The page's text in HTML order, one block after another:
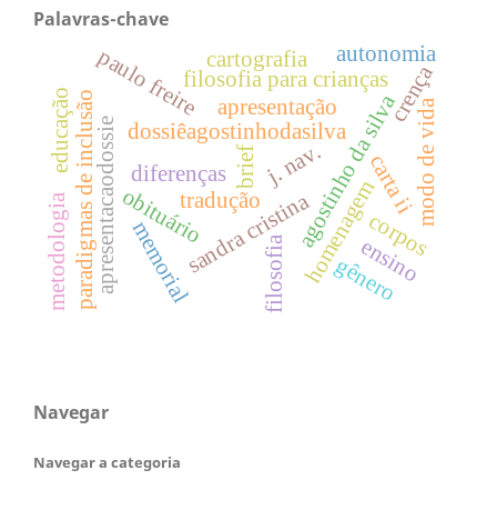
Palavras-chave
apresentação
dossiêagostinhodasilva
apresentacaodossie tradução
brief j. nav.agostinho da silva
carta ii
sandra cristina
obituário homenagem
memorial
diferenças
corpos
paradigmas de inclusão filosofia
modo de vida
paulo freire
educação
filosofia para criançascrença
cartografia
metodologia gênero
autonomia
ensino
Navegar
Navegar a categoria